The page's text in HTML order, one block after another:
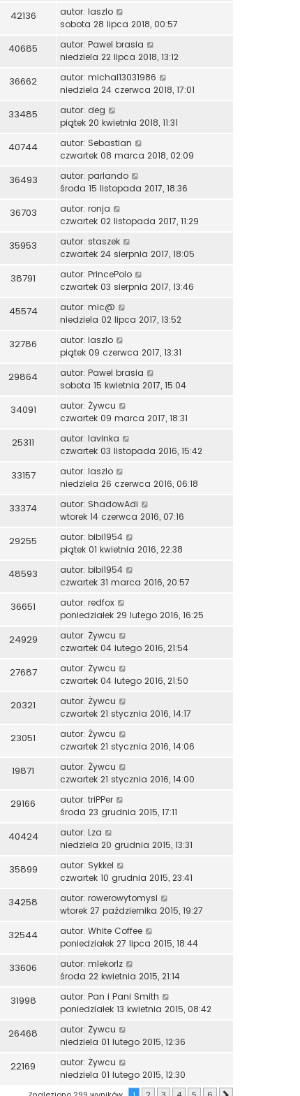
42136 autor: laszlo
sobota 28 lipca 2018, 00:57
40685 autor: Pawel brasia
niedziela 22 lipca 2018, 13:12
36662 autor: michal13031986
niedziela 24 czerwca 2018, 17:01
33485 autor: deg
piątek 20 kwietnia 2018, 11:31
40744 autor: Sebastian
czwartek 08 marca 2018, 02:09
36493 autor: parlando
środa 15 listopada 2017, 18:36
36703 autor: ronja
czwartek 02 listopada 2017, 11:29
35953 autor: staszek
czwartek 24 sierpnia 2017, 18:05
38791 autor: PrincePolo
czwartek 03 sierpnia 2017, 13:46
45574 autor: mic@
niedziela 02 lipca 2017, 13:52
32786 autor: laszlo
piątek 09 czerwca 2017, 13:31
29864 autor: Pawel brasia
sobota 15 kwietnia 2017, 15:04
34091 autor: Żywcu
czwartek 09 marca 2017, 18:31
25311 autor: lavinka
czwartek 03 listopada 2016, 15:42
33157 autor: laszlo
niedziela 26 czerwca 2016, 06:18
33374 autor: ShadowAdi
wtorek 14 czerwca 2016, 07:16
29255 autor: bibi1954
piątek 01 kwietnia 2016, 22:38
48593 autor: bibi1954
czwartek 31 marca 2016, 20:57
36651 autor: redfox
poniedziałek 29 lutego 2016, 16:25
24929 autor: Żywcu
czwartek 04 lutego 2016, 21:54
27687 autor: Żywcu
czwartek 04 lutego 2016, 21:50
20321 autor: Żywcu
czwartek 21 stycznia 2016, 14:17
23051 autor: Żywcu
czwartek 21 stycznia 2016, 14:06
19871 autor: Żywcu
czwartek 21 stycznia 2016, 14:00
29166 autor: triPPer
środa 23 grudnia 2015, 17:11
40424 autor: Lza
niedziela 20 grudnia 2015, 13:31
35899 autor: Sykkel
czwartek 10 grudnia 2015, 23:41
34258 autor: rowerowytomysl
wtorek 27 października 2015, 19:27
32544 autor: White Coffee
poniedziałek 27 lipca 2015, 18:44
33606 autor: mlekorlz
środa 22 kwietnia 2015, 21:14
31998 autor: Pan i Pani Smith
poniedziałek 13 kwietnia 2015, 08:42
26468 autor: Żywcu
niedziela 01 lutego 2015, 12:36
22169 autor: Żywcu
niedziela 01 lutego 2015, 12:30